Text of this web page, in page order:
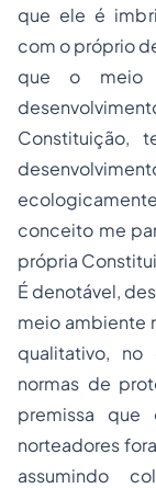
que ele é
com o próprio
que o meio
Constituição,
conceito me
própria
É denotável,
meio ambiente
qualitativo, no
normas de
premissa que
norteadores
assumindo